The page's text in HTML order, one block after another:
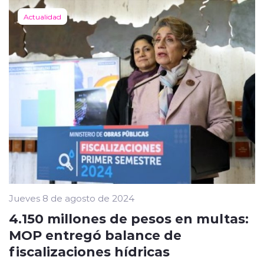
Actualidad
Jueves 8 de agosto de 2024
4.150 millones de pesos en multas:
MOP entregó balance de
fiscalizaciones hídricas